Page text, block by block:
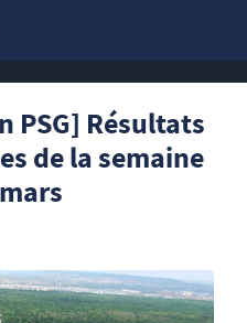
PSG] Résultats
de la semaine